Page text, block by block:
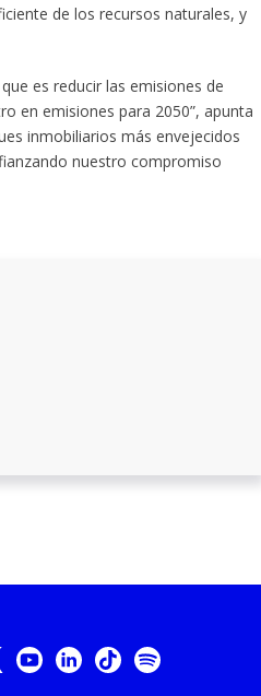
de los recursos naturales, y
es reducir las emisiones de
en emisiones para 2050”, apunta
inmobiliarios más envejecidos
nuestro compromiso